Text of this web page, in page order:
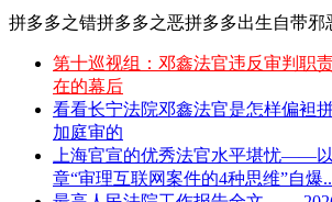
拼多多之错拼多多之恶拼多多出生自带邪
第十巡视组：邓鑫法官违反审判职
在的幕后
看看长宁法院邓鑫法官是怎样偏袒
加庭审的
上海官宣的优秀法官水平堪忧——
章“审理互联网案件的4种思维”自爆..